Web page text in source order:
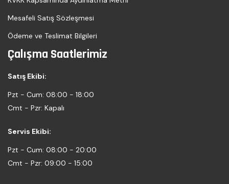
Mesafeli Satış Sözleşmesi
Ödeme ve Teslimat Bilgileri
Çalışma Saatlerimiz
Satış Ekibi:
Pzt - Cum: 08:00 - 18:00
Cmt - Pzr: Kapalı
Servis Ekibi:
Pzt - Cum: 08:00 - 20:00
Cmt - Pzr: 09:00 - 15:00